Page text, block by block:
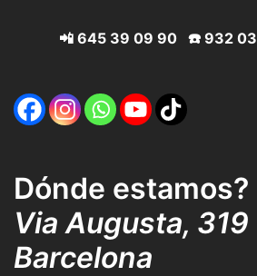
📲 645 39 09 90 ☎️ 932
Dónde estamos?
Via Augusta,
Barcelona